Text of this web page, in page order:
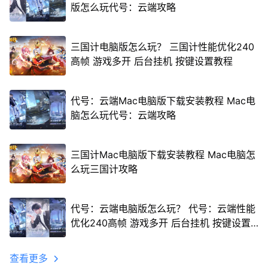
版怎么玩代号：云端攻略
三国计电脑版怎么玩？ 三国计性能优化240
高帧 游戏多开 后台挂机 按键设置教程
代号：云端Mac电脑版下载安装教程 Mac电
脑怎么玩代号：云端攻略
三国计Mac电脑版下载安装教程 Mac电脑怎
么玩三国计攻略
代号：云端电脑版怎么玩？ 代号：云端性能
优化240高帧 游戏多开 后台挂机 按键设置
查看更多